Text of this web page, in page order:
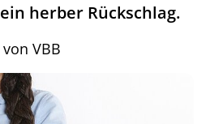
herber Rückschlag.
VBB